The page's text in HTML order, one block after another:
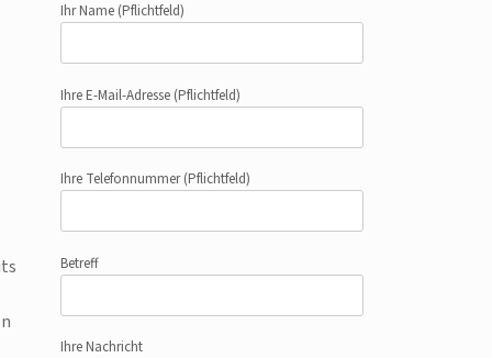
Ihr Name (Pflichtfeld)
Ihre E-Mail-Adresse (Pflichtfeld)
Ihre Telefonnummer(Pflichtfeld)
Betreff
Ihre Nachricht